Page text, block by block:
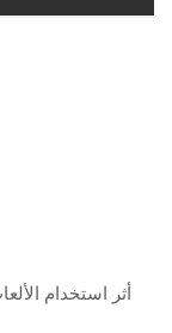
أثر استخدام